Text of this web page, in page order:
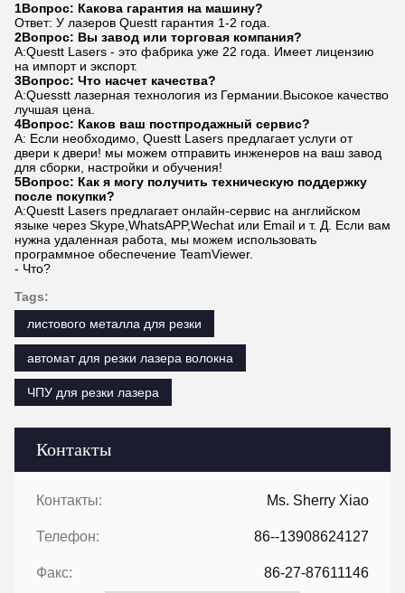
Контакты
Контакты: Ms. Sherry Xiao
Телефон: 86--13908624127
Факс: 86-27-87611146
1Вопрос: Какова гарантия на машину?
Ответ: У лазеров Questt гарантия 1-2 года.
2Вопрос: Вы завод или торговая компания?
A:Questt Lasers - это фабрика уже 22 года. Имеет лицензию
на импорт и экспорт.
3Вопрос: Что насчет качества?
A:Quesstt лазерная технология из Германии.Высокое качество
лучшая цена.
4Вопрос: Каков ваш постпродажный сервис?
A: Если необходимо, Questt Lasers предлагает услуги от
двери к двери! мы можем отправить инженеров на ваш завод
для сборки, настройки и обучения!
5Вопрос: Как я могу получить техническую поддержку
после покупки?
A:Questt Lasers предлагает онлайн-сервис на английском
языке через Skype,WhatsAPP,Wechat или Email и т. Д. Если вам
нужна удаленная работа, мы можем использовать
программное обеспечение TeamViewer.
- Что?
Tags:
листового металла для резки
автомат для резки лазера волокна
ЧПУ для резки лазера